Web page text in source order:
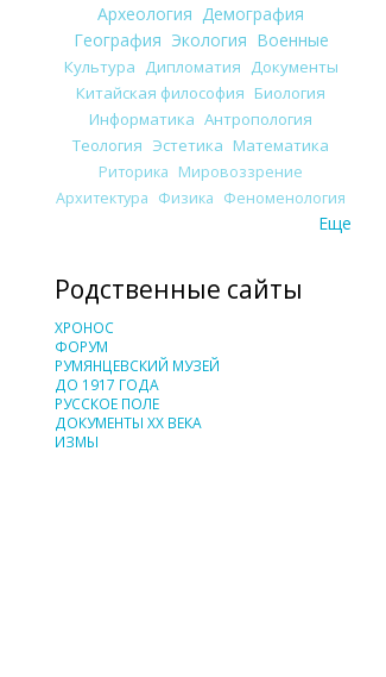
Археология Демография
География Экология Военные
Культура Дипломатия Документы
Китайская философия Биология
Информатика Антропология
Теология Эстетика Математика
Риторика Мировоззрение
Архитектура Физика Феноменология
Еще
Родственные сайты
ХРОНОС
ФОРУМ
РУМЯНЦЕВСКИЙ МУЗЕЙ
ДО 1917 ГОДА
РУССКОЕ ПОЛЕ
ДОКУМЕНТЫ XX ВЕКА
ИЗМЫ